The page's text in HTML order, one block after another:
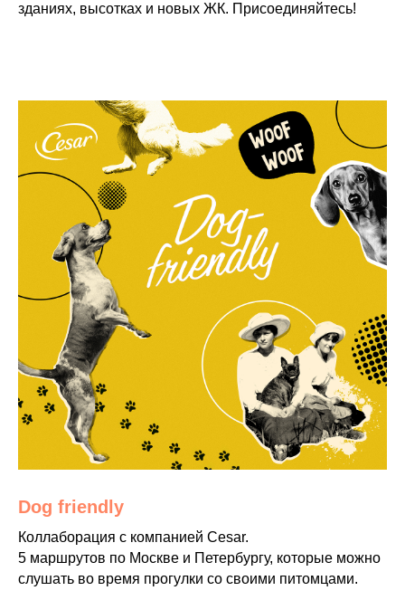
зданиях, высотках и новых ЖК. Присоединяйтесь!
Dog friendly
Коллаборация с компанией Cesar.
5 маршрутов по Москве и Петербургу, которые можно
слушать во время прогулки со своими питомцами.